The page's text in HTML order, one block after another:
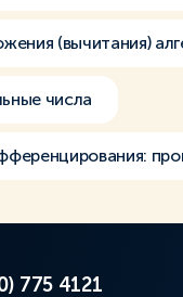
(вычитания)
числа
775 4121